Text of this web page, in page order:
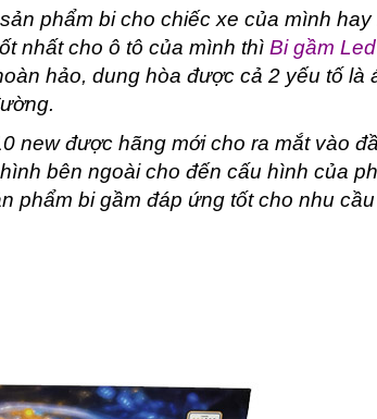
Cần
số
lượng
phẩm bi cho chiếc xe của mình
nhất cho ô tô của mình thì Bi gầm
hảo, dung hòa được cả 2 yếu tố là
new được hãng mới cho ra mắt vào
bên ngoài cho đến cấu hình của
phẩm bi gầm đáp ứng tốt cho nhu